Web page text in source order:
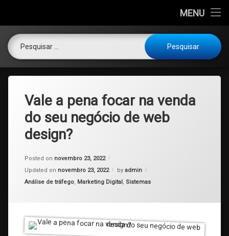
MENU
Análise de tráfego
E-mail e Automação
Redes Sociais
SEO
Sistemas
content
Marketing
123-456-789
Pesquisar por:
Vale a pena focar na venda
do seu negócio de web
design?
Posted on novembro 23, 2022
Updated on novembro 23, 2022 by admin
Categories:
Análise de tráfego, Marketing Digital, Sistemas